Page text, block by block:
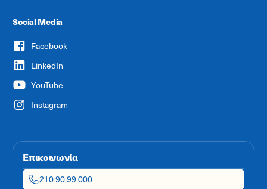
Social Media
Facebook
LinkedIn
YouTube
Instagram
Επικοινωνία
210 90 99 000